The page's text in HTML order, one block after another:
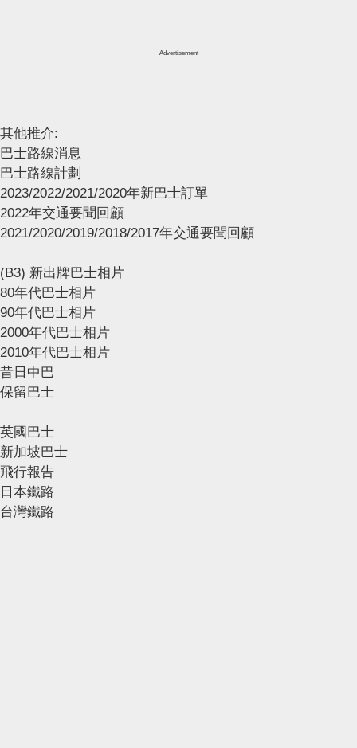
Advertisement
其他推介:
巴士路線消息
巴士路線計劃
2023/2022/2021/2020年新巴士訂單
2022年交通要聞回顧
2021/2020/2019/2018/2017年交通要聞回顧
(B3) 新出牌巴士相片
80年代巴士相片
90年代巴士相片
2000年代巴士相片
2010年代巴士相片
昔日中巴
保留巴士
英國巴士
新加坡巴士
飛行報告
日本鐵路
台灣鐵路